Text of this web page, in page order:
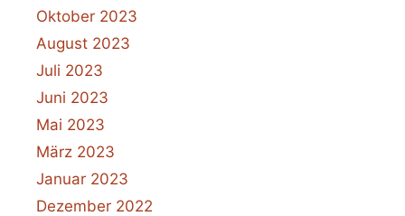
Oktober 2023
August 2023
Juli 2023
Juni 2023
Mai 2023
März 2023
Januar 2023
Dezember 2022